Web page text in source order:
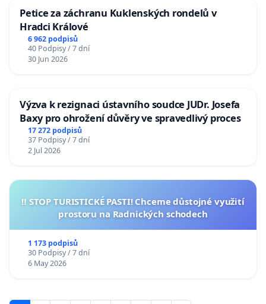
Petice za záchranu Kuklenských rondelů v
Hradci Králové
6 962 podpisů
40 Podpisy / 7 dní
30 Jun 2026
Výzva k rezignaci ústavního soudce JUDr. Josefa
Baxy pro ohrožení důvěry ve spravedlivý proces
17 272 podpisů
37 Podpisy / 7 dní
2 Jul 2026
‼️ STOP TURISTICKÉ PASTI! Chceme důstojné využití
prostoru na Radnických schodech
1 173 podpisů
30 Podpisy / 7 dní
6 May 2026